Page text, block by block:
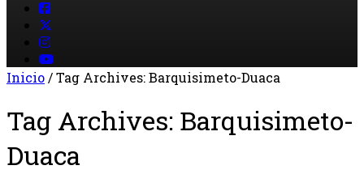
Inicio/Tag Archives: Barquisimeto-Duaca
Tag Archives: Barquisimeto-
Duaca